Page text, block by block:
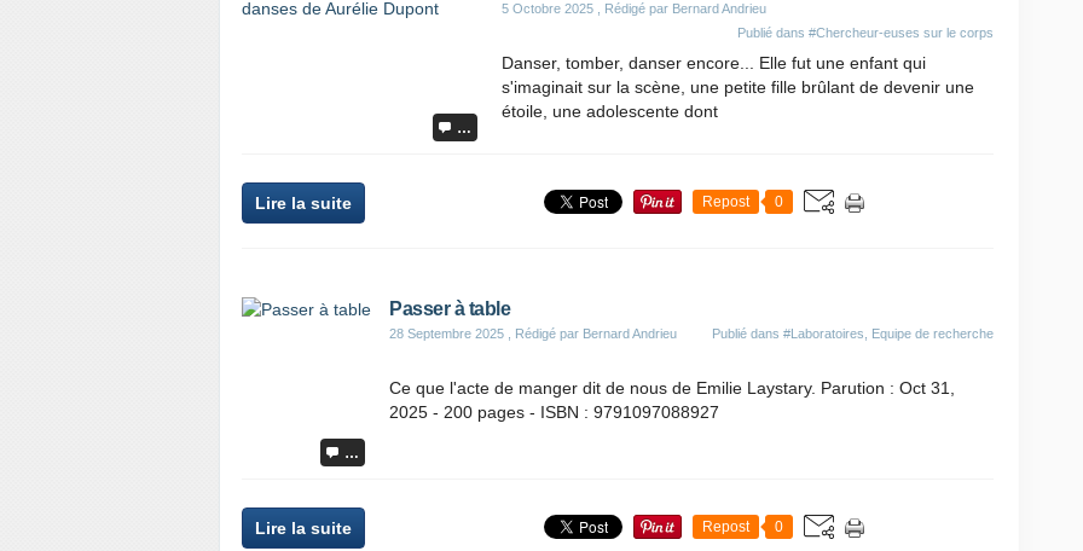
…
5 Octobre 2025 , Rédigé par Bernard Andrieu
Publié dans #Chercheur-euses sur le corps
Danser, tomber, danser encore... Elle fut une enfant qui
s'imaginait sur la scène, une petite fille brûlant de devenir une
étoile, une adolescente dont
Lire la suite Repost 0
…
Passer à table
28 Septembre 2025 , Rédigé par Bernard Andrieu Publié dans #Laboratoires, Equipe de recherche
Ce que l'acte de manger dit de nous de Emilie Laystary. Parution : Oct 31,
2025 - 200 pages - ISBN : 9791097088927
Lire la suite Repost 0